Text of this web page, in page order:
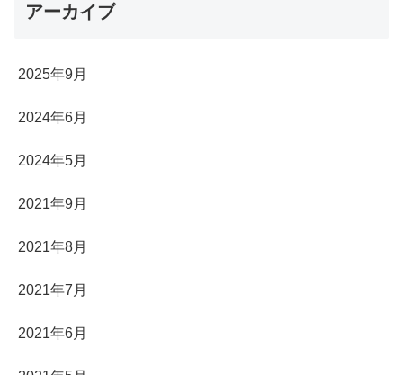
アーカイブ
2025年9月
2024年6月
2024年5月
2021年9月
2021年8月
2021年7月
2021年6月